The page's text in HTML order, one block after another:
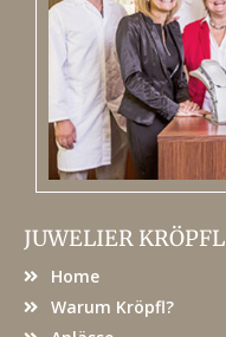
JUWELIER KRÖPFL
Home
Warum Kröpfl?